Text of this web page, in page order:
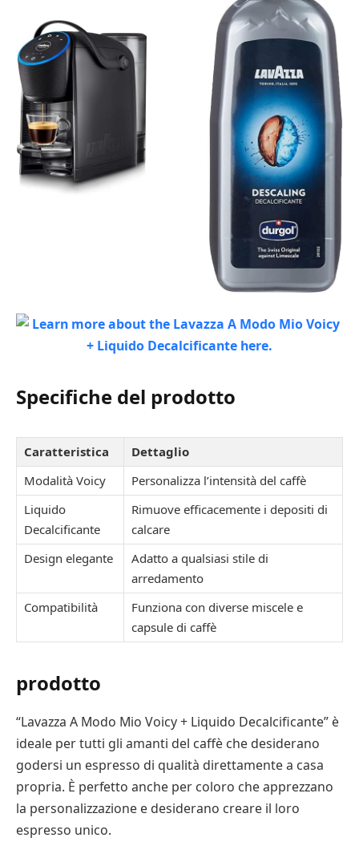
Specifiche del prodotto
Caratteristica
Dettaglio
Modalità Voicy
Personalizza l’intensità del caffè
Liquido
Decalcificante
Rimuove efficacemente i depositi di
calcare
Design elegante
Adatto a qualsiasi stile di
arredamento
Compatibilità
Funziona con diverse miscele e
capsule di caffè
prodotto
“Lavazza A Modo Mio Voicy + Liquido Decalcificante” è
ideale per tutti gli amanti del caffè che desiderano
godersi un espresso di qualità direttamente a casa
propria. È perfetto anche per coloro che apprezzano
la personalizzazione e desiderano creare il loro
espresso unico.